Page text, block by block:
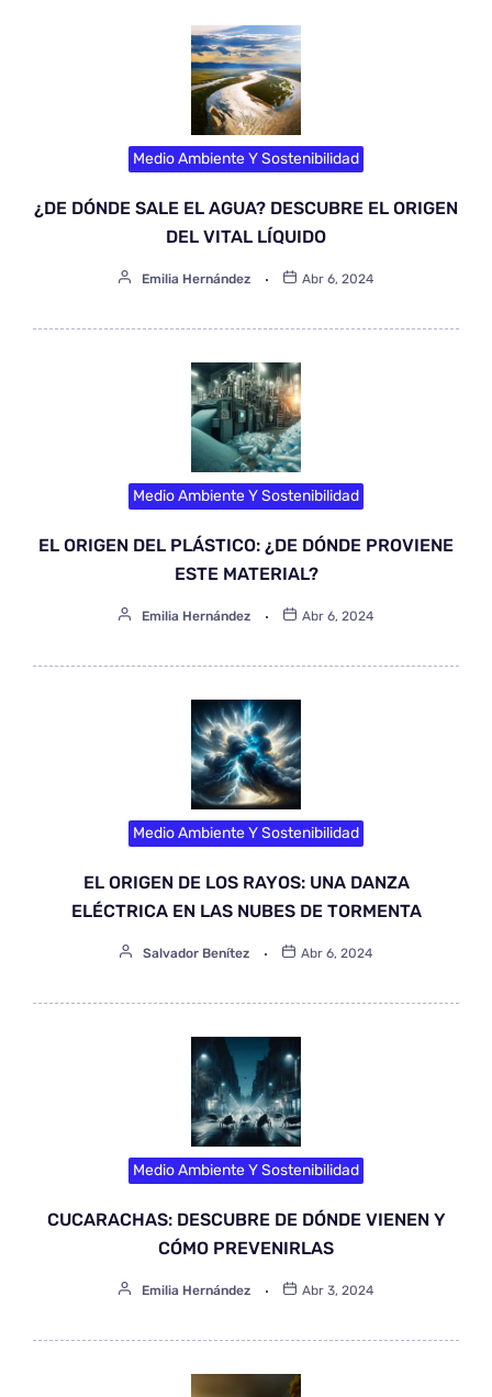
Medio Ambiente Y Sostenibilidad
¿DE DÓNDE SALE EL AGUA? DESCUBRE EL ORIGEN
DEL VITAL LÍQUIDO
Emilia Hernández Abr 6, 2024
Medio Ambiente Y Sostenibilidad
EL ORIGEN DEL PLÁSTICO: ¿DE DÓNDE PROVIENE
ESTE MATERIAL?
Emilia Hernández Abr 6, 2024
Medio Ambiente Y Sostenibilidad
EL ORIGEN DE LOS RAYOS: UNA DANZA
ELÉCTRICA EN LAS NUBES DE TORMENTA
Salvador Benítez Abr 6, 2024
Medio Ambiente Y Sostenibilidad
CUCARACHAS: DESCUBRE DE DÓNDE VIENEN Y
CÓMO PREVENIRLAS
Emilia Hernández Abr 3, 2024